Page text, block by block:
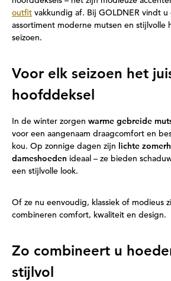
outfit vakkundig af. Bij GOLDNER vindt
assortiment moderne mutsen en stijlvolle
seizoen.
Voor elk seizoen het
hoofddeksel
In de winter zorgen warme gebreide
voor een aangenaam draagcomfort en
kou. Op zonnige dagen zijn lichte
dameshoeden ideaal – ze bieden
een stijlvolle look.
Of ze nu eenvoudig, klassiek of modieus
combineren comfort, kwaliteit en design.
Zo combineert u
stijlvol